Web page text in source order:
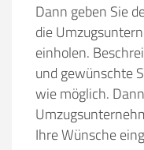
Dann geben Sie
die
einholen.
und gewünschte
wie möglich.
Ihre Wünsche